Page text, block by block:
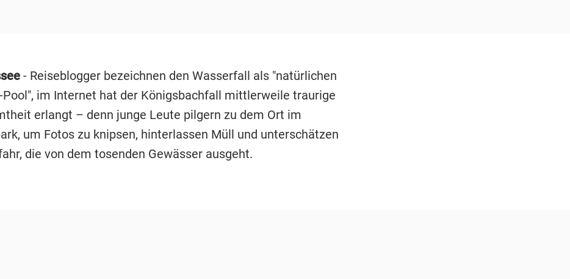
- Reiseblogger bezeichnen den Wasserfall als "natürlichen
Pool", im Internet hat der Königsbachfall mittlerweile traurige
erlangt – denn junge Leute pilgern zu dem Ort im
um Fotos zu knipsen, hinterlassen Müll und unterschätzen
die von dem tosenden Gewässer ausgeht.